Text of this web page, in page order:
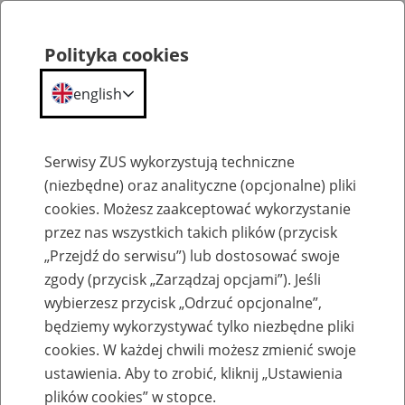
Szkolenia
Zaproś ZUS do siebie: Aktywni 50+
Polityka cookies
english
Serwisy ZUS wykorzystują techniczne
(niezbędne) oraz analityczne (opcjonalne) pliki
cookies. Możesz zaakceptować wykorzystanie
przez nas wszystkich takich plików (przycisk
„Przejdź do serwisu”) lub dostosować swoje
zgody (przycisk „Zarządzaj opcjami”). Jeśli
wybierzesz przycisk „Odrzuć opcjonalne”,
będziemy wykorzystywać tylko niezbędne pliki
cookies. W każdej chwili możesz zmienić swoje
ustawienia. Aby to zrobić, kliknij „Ustawienia
plików cookies” w stopce.